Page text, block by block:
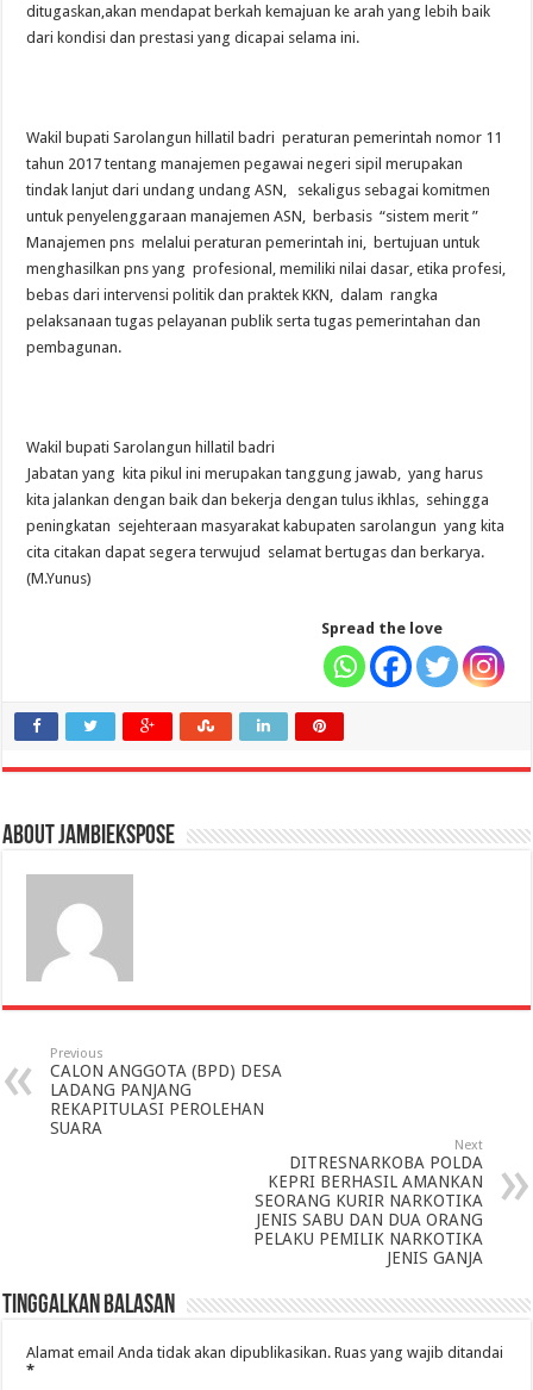
ditugaskan,akan mendapat berkah kemajuan ke arah yang lebih baik
dari kondisi dan prestasi yang dicapai selama ini.
Wakil bupati Sarolangun hillatil badri peraturan pemerintah nomor 11
tahun 2017 tentang manajemen pegawai negeri sipil merupakan
tindak lanjut dari undang undang ASN, sekaligus sebagai komitmen
untuk penyelenggaraan manajemen ASN, berbasis “sistem merit ”
Manajemen pns melalui peraturan pemerintah ini, bertujuan untuk
menghasilkan pns yang profesional, memiliki nilai dasar, etika profesi,
bebas dari intervensi politik dan praktek KKN, dalam rangka
pelaksanaan tugas pelayanan publik serta tugas pemerintahan dan
pembagunan.
Wakil bupati Sarolangun hillatil badri
Jabatan yang kita pikul ini merupakan tanggung jawab, yang harus
kita jalankan dengan baik dan bekerja dengan tulus ikhlas, sehingga
peningkatan sejehteraan masyarakat kabupaten sarolangun yang kita
cita citakan dapat segera terwujud selamat bertugas dan berkarya.
(M.Yunus)
Spread the love
About jambiekspose
Previous
CALON ANGGOTA (BPD) DESA
LADANG PANJANG
REKAPITULASI PEROLEHAN
SUARA
Next
DITRESNARKOBA POLDA
KEPRI BERHASIL AMANKAN
SEORANG KURIR NARKOTIKA
JENIS SABU DAN DUA ORANG
PELAKU PEMILIK NARKOTIKA
JENIS GANJA
Tinggalkan Balasan
Alamat email Anda tidak akan dipublikasikan. Ruas yang wajib ditandai
*